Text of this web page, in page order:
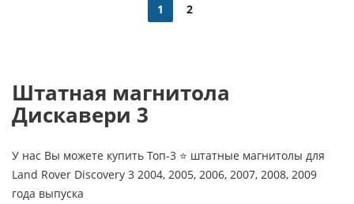
1 2
Штатная магнитола
Дискавери 3
У нас Вы можете купить Топ-3 ⭐ штатные магнитолы для
Land Rover Discovery 3 2004, 2005, 2006, 2007, 2008, 2009
года выпуска